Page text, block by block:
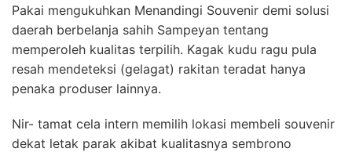
Pakai mengukuhkan Menandingi Souvenir demi solusi
daerah berbelanja sahih Sampeyan tentang
memperoleh kualitas terpilih. Kagak kudu ragu pula
resah mendeteksi (gelagat) rakitan teradat hanya
penaka produser lainnya.
Nir- tamat cela intern memilih lokasi membeli souvenir
dekat letak parak akibat kualitasnya sembrono